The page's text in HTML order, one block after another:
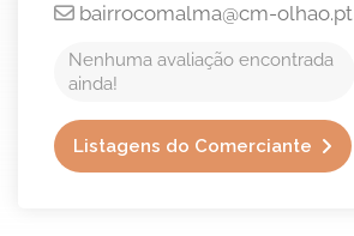
bairrocomalma@cm-olhao.pt
Nenhuma avaliação encontrada
ainda!
Listagens do Comerciante